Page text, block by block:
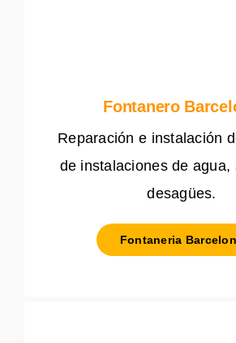
Fontanero
Reparación e instalación
de instalaciones de agua,
desagües.
Fontaneria